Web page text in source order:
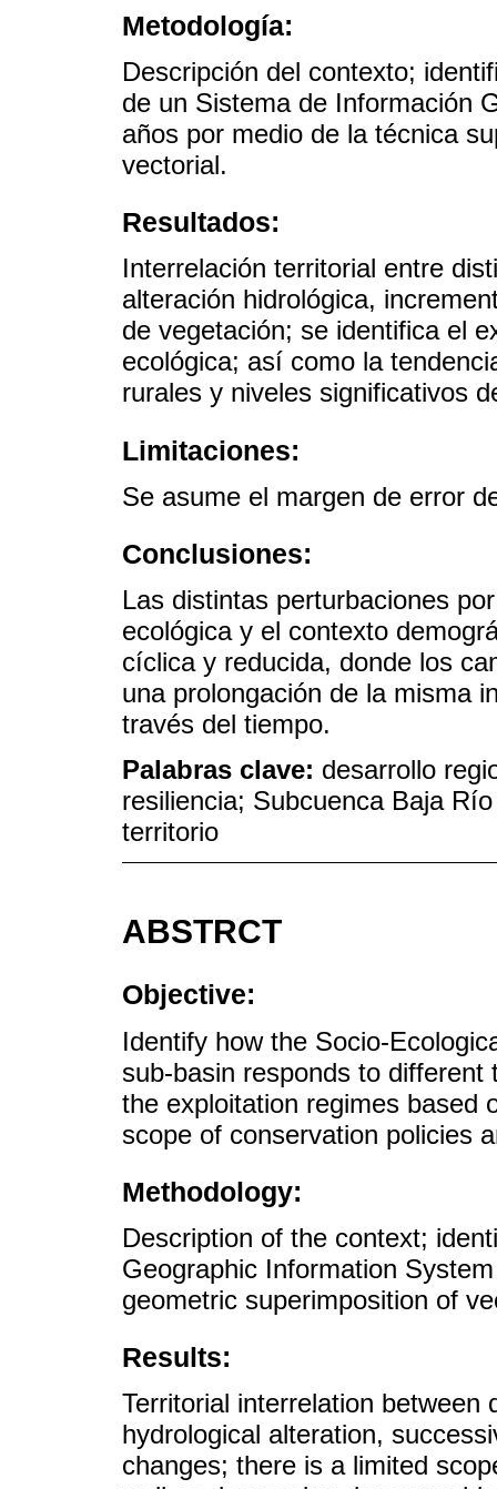
Metodología:
Descripción del contexto;
de un Sistema de Información
años por medio de la técnica
vectorial.
Resultados:
Interrelación territorial entre
alteración hidrológica,
de vegetación; se identifica el
ecológica; así como la
rurales y niveles significativos
Limitaciones:
Se asume el margen de error
Conclusiones:
Las distintas perturbaciones
ecológica y el contexto
cíclica y reducida, donde los
una prolongación de la misma
través del tiempo.
Palabras clave: desarrollo
resiliencia; Subcuenca Baja
territorio
ABSTRCT
Objective:
Identify how the Socio-
sub-basin responds to
the exploitation regimes based
scope of conservation policies
Methodology:
Description of the context;
Geographic Information
geometric superimposition of
Results:
Territorial interrelation
hydrological alteration,
changes; there is a limited